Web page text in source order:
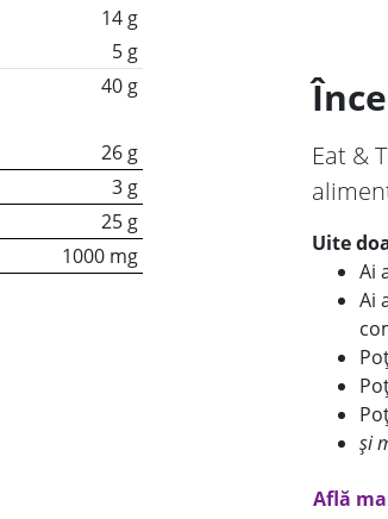
14 g
5 g
40 g
26 g
3 g
25 g
1000 mg
Eat &
Uite
Ai
Ai
și
Află